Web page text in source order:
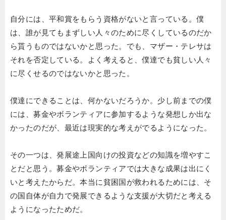
自分には、平和賞をもらう資格がないと言っている。僕
は、誰が見てもまずしい人々のために尽くしているのだか
ら貰うものではないかと思った。でも、マザー・テレサは
それを否定している。よく考えると、僕達でも貧しい人々
に尽くせるのではないかと思った。
僕達にできることは、何かないだろうか。少し前までの僕
には、募金やボランティアに参加するような発想しか出な
かったのだが、最近は現実的な考えがでるようになった。
その一つは、発展途上国向けの投資などの知識を増やすこ
とだと思う。募金やボランティアでは大きな成果は出にく
いと考えたからだ。本当に貧困国が救われるためには、そ
の国自体が自力で発展できるような支援が大切だと考える
ようになったためだ。